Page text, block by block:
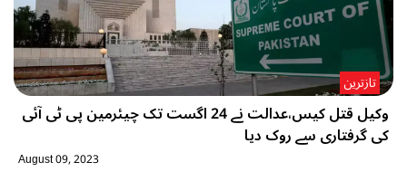
وکیل قتل کیس،عدالت نے 24 اگست تک چیئرمین پی ٹی آئی
کی گرفتاری سے روک دیا
تازترین
August 09, 2023